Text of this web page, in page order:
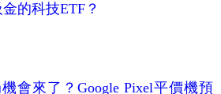
的科技ETF？
會來了？Google Pixel平價機預